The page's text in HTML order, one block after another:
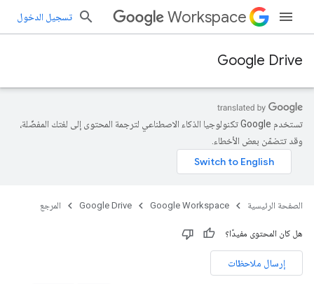
Workspace تسجيل الدخول
Google Drive
تستخدم Google تكنولوجيا الذكاء الاصطناعي لترجمة المحتوى إلى لغتك المفضّلة،
وقد تتضمّن بعض الأخطاء.
الصفحة الرئيسية Google Workspace
Google Drive المرجع
هل كان المحتوى مفيدًا؟
إرسال ملاحظات